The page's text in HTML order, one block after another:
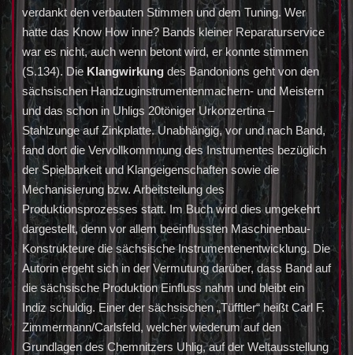
verdankt den verbauten Stimmen und dem Tuning. Wer
hatte das Know How inne? Bands kleiner Reparaturservice
war es nicht, auch wenn betont wird, er konnte stimmen
(S.134). Die Klangwirkung des Bandonions geht von den
sächsischen Handzuginstrumentenmachern- und Meistern
und das schon in Uhligs 20töniger Urkonzertina –
Stahlzunge auf Zinkplatte. Unabhängig, vor und nach Band,
fand dort die Vervollkommnung des Instrumentes bezüglich
der Spielbarkeit und Klangeigenschaften sowie die
Mechanisierung bzw. Arbeitsteilung des
Produktionsprozesses statt. Im Buch wird dies umgekehrt
dargestellt, denn vor allem beeinflussten Maschinenbau-
Konstrukteure die sächsische Instrumentenentwicklung. Die
Autorin ergeht sich in der Vermutung darüber, dass Band auf
die sächsische Produktion Einfluss nahm und bleibt ein
Indiz schuldig. Einer der sächsischen „Tüfftler“ heißt Carl F.
Zimmermann/Carlsfeld, welcher wiederum auf den
Grundlagen des Chemnitzers Uhlig, auf der Weltausstellung